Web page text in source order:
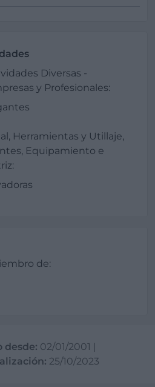
Diversas -
y Profesionales:
Herramientas y Utillaje,
Equipamiento e
de:
desde: 02/01/2001 |
25/10/2023